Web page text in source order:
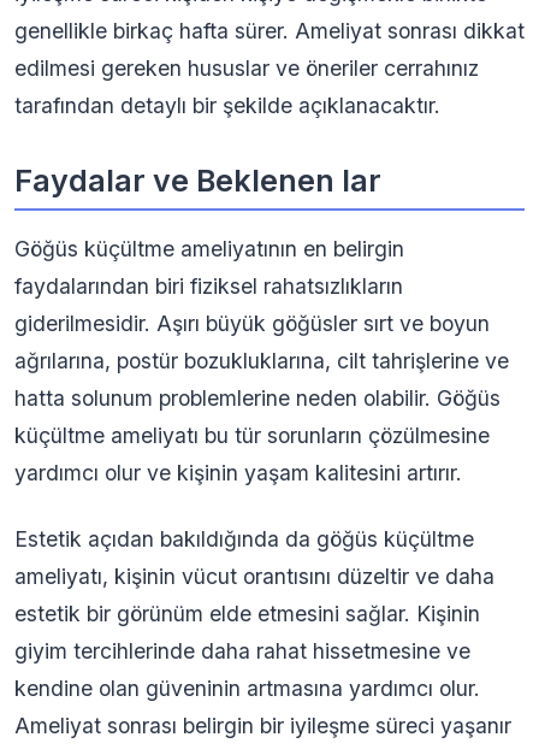
genellikle birkaç hafta sürer. Ameliyat sonrası dikkat
edilmesi gereken hususlar ve öneriler cerrahınız
tarafından detaylı bir şekilde açıklanacaktır.
Faydalar ve Beklenen lar
Göğüs küçültme ameliyatının en belirgin
faydalarından biri fiziksel rahatsızlıkların
giderilmesidir. Aşırı büyük göğüsler sırt ve boyun
ağrılarına, postür bozukluklarına, cilt tahrişlerine ve
hatta solunum problemlerine neden olabilir. Göğüs
küçültme ameliyatı bu tür sorunların çözülmesine
yardımcı olur ve kişinin yaşam kalitesini artırır.
Estetik açıdan bakıldığında da göğüs küçültme
ameliyatı, kişinin vücut orantısını düzeltir ve daha
estetik bir görünüm elde etmesini sağlar. Kişinin
giyim tercihlerinde daha rahat hissetmesine ve
kendine olan güveninin artmasına yardımcı olur.
Ameliyat sonrası belirgin bir iyileşme süreci yaşanır